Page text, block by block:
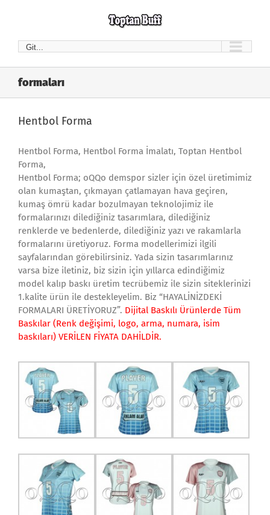
Git...
formaları
Hentbol Forma
Hentbol Forma, Hentbol Forma İmalatı, Toptan Hentbol
Forma,
Hentbol Forma; oQQo demspor sizler için özel üretimimiz
olan kumaştan, çıkmayan çatlamayan hava geçiren,
kumaş ömrü kadar bozulmayan teknolojimiz ile
formalarınızı dilediğiniz tasarımlara, dilediğiniz
renklerde ve bedenlerde, dilediğiniz yazı ve rakamlarla
formalarını üretiyoruz. Forma modellerimizi ilgili
sayfalarından görebilirsiniz. Yada sizin tasarımlarınız
varsa bize iletiniz, biz sizin için yıllarca edindiğimiz
model kalıp baskı üretim tecrübemiz ile sizin siteklerinizi
1.kalite ürün ile destekleyelim. Biz “HAYALİNİZDEKİ
FORMALARI ÜRETİYORUZ”. Dijital Baskılı Ürünlerde Tüm
Baskılar (Renk değişimi, logo, arma, numara, isim
baskıları) VERİLEN FİYATA DAHİLDİR.